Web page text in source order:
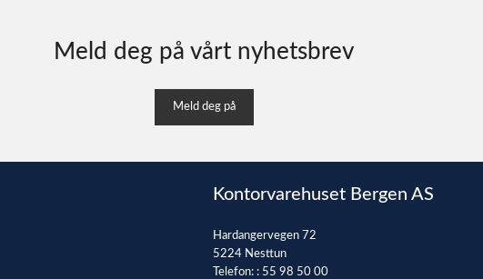
Meld deg på vårt nyhetsbrev
Meld deg på
Kontorvarehuset Bergen AS
Hardangervegen 72
5224 Nesttun
Telefon: : 55 98 50 00